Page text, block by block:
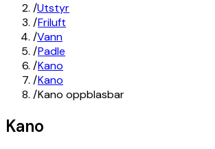
/Utstyr
/Friluft
/Vann
/Padle
/Kano
/Kano
/Kano oppblasbar
Kano